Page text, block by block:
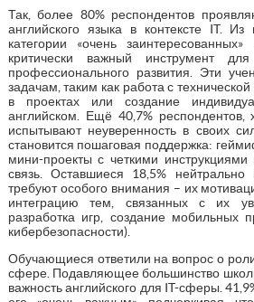
Так, более 80% респондентов
английского языка в контексте IT.
категории «очень
критически важный инструмент
профессионального развития. Эти
задачам, таким как работа с
в проектах или создание
английском. Ещё 40,7% респондентов,
испытывают неуверенность в своих
становится пошаговая поддержка:
мини-проекты с четкими инструкциями
связь. Оставшиеся 18,5% нейтрально
требуют особого внимания – их
интеграцию тем, связанных с их
разработка игр, создание мобильных
кибербезопасности).
Обучающиеся ответили на вопрос о
сфере. Подавляющее большинство
важность английского для IT-сферы.